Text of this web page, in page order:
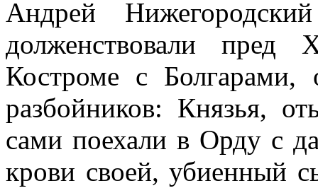
Андрей
долженствовали пред
Костроме с
разбойников: Князья,
сами поехали в Орду с
крови своей, убиенный